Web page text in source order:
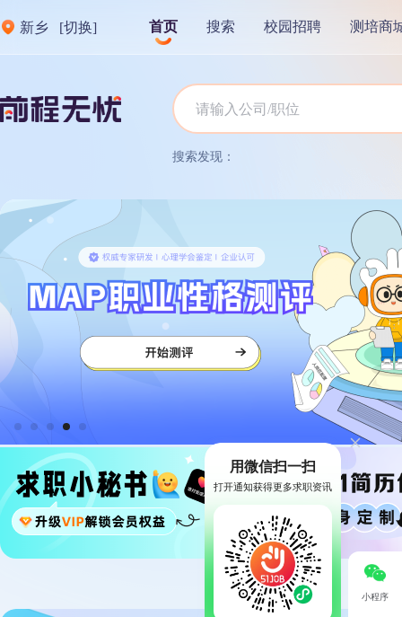
新乡 [切换] 首页 搜索 校园招聘 测培商
搜索发现：
小程序
用微信扫一扫
打开通知获得更多求职资讯